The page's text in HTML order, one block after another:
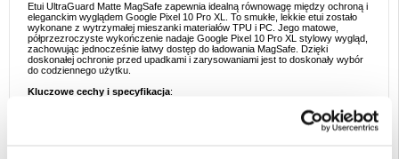
Etui UltraGuard Matte MagSafe zapewnia idealną równowagę między ochroną i
eleganckim wyglądem Google Pixel 10 Pro XL. To smukłe, lekkie etui zostało
wykonane z wytrzymałej mieszanki materiałów TPU i PC. Jego matowe,
półprzezroczyste wykończenie nadaje Google Pixel 10 Pro XL stylowy wygląd,
zachowując jednocześnie łatwy dostęp do ładowania MagSafe. Dzięki
doskonałej ochronie przed upadkami i zarysowaniami jest to doskonały wybór
do codziennego użytku.
Kluczowe cechy i specyfikacja:
- Matowe, półprzezroczyste wykończenie dla eleganckiego wyglądu